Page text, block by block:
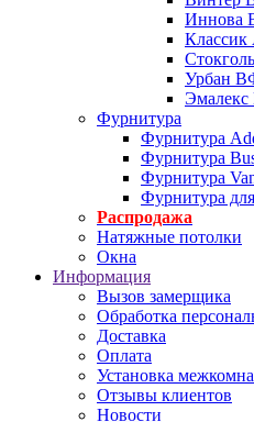
Иннова
Урбан
Фурнитура
Фурнитура
Фурнитура
Фурнитура
Фурнитура
Распродажа
Натяжные потолки
Окна
Информация
Вызов замерщика
Обработка
Доставка
Оплата
Установка
Отзывы клиентов
Новости